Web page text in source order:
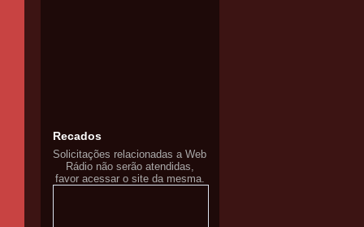
Recados
Solicitações relacionadas a Web
Rádio não serão atendidas,
favor acessar o site da mesma.